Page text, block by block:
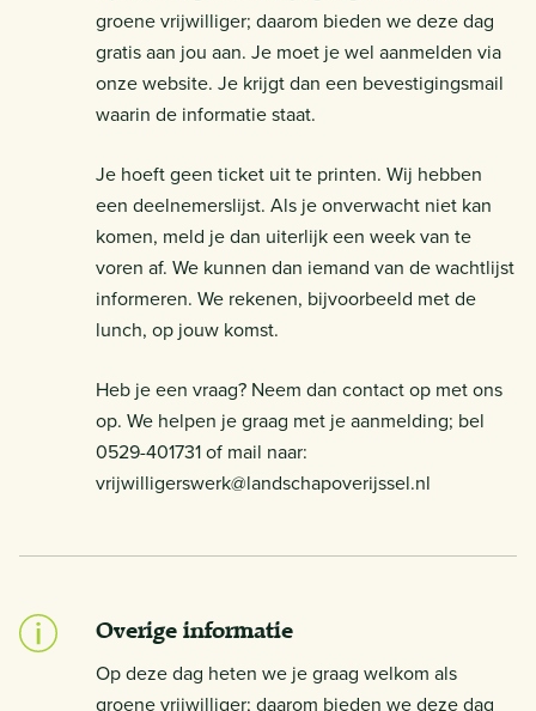
groene vrijwilliger; daarom bieden we deze dag
gratis aan jou aan. Je moet je wel aanmelden via
onze website. Je krijgt dan een bevestigingsmail
waarin de informatie staat.
Je hoeft geen ticket uit te printen. Wij hebben
een deelnemerslijst. Als je onverwacht niet kan
komen, meld je dan uiterlijk een week van te
voren af. We kunnen dan iemand van de wachtlijst
informeren. We rekenen, bijvoorbeeld met de
lunch, op jouw komst.
Heb je een vraag? Neem dan contact op met ons
op. We helpen je graag met je aanmelding; bel
0529-401731 of mail naar:
vrijwilligerswerk@landschapoverijssel.nl
Overige informatie
Op deze dag heten we je graag welkom als
groene vrijwilliger; daarom bieden we deze dag